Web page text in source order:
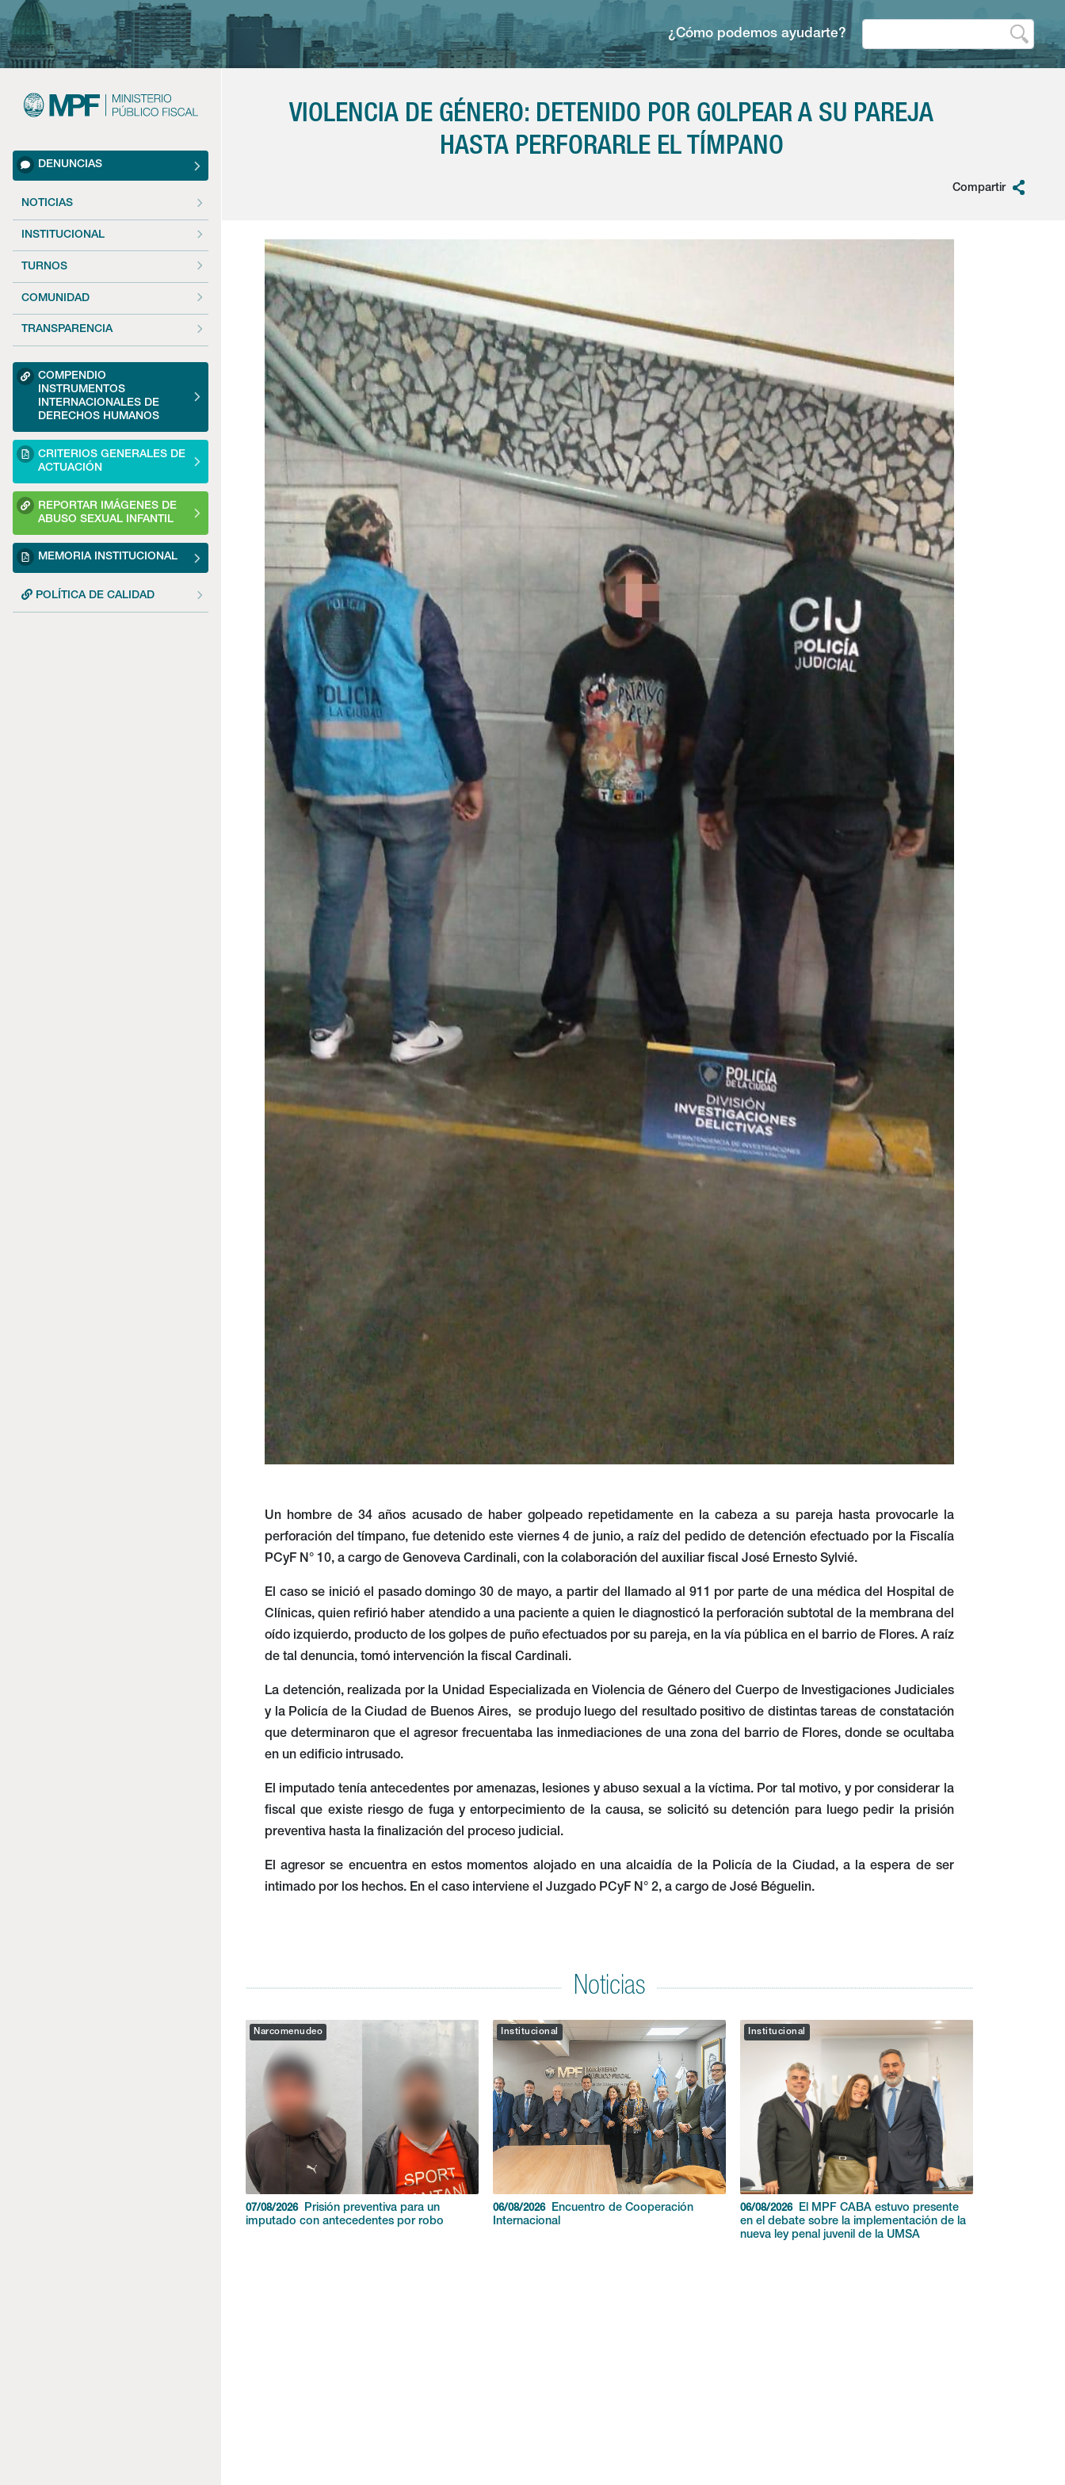
¿Cómo podemos ayudarte?
DENUNCIAS
NOTICIAS
INSTITUCIONAL
TURNOS
COMUNIDAD
TRANSPARENCIA
COMPENDIO
INSTRUMENTOS
INTERNACIONALES DE
DERECHOS HUMANOS
CRITERIOS GENERALES DE
ACTUACIÓN
REPORTAR IMÁGENES DE
ABUSO SEXUAL INFANTIL
MEMORIA INSTITUCIONAL
POLÍTICA DE CALIDAD
VIOLENCIA DE GÉNERO: DETENIDO POR GOLPEAR A SU PAREJA
HASTA PERFORARLE EL TÍMPANO
Compartir
Un hombre de 34 años acusado de haber golpeado repetidamente en la cabeza a su pareja hasta provocarle la
perforación del tímpano, fue detenido este viernes 4 de junio, a raíz del pedido de detención efectuado por la Fiscalía
PCyF N° 10, a cargo de Genoveva Cardinali, con la colaboración del auxiliar fiscal José Ernesto Sylvié.
El caso se inició el pasado domingo 30 de mayo, a partir del llamado al 911 por parte de una médica del Hospital de
Clínicas, quien refirió haber atendido a una paciente a quien le diagnosticó la perforación subtotal de la membrana del
oído izquierdo, producto de los golpes de puño efectuados por su pareja, en la vía pública en el barrio de Flores. A raíz
de tal denuncia, tomó intervención la fiscal Cardinali.
La detención, realizada por la Unidad Especializada en Violencia de Género del Cuerpo de Investigaciones Judiciales
y la Policía de la Ciudad de Buenos Aires, se produjo luego del resultado positivo de distintas tareas de constatación
que determinaron que el agresor frecuentaba las inmediaciones de una zona del barrio de Flores, donde se ocultaba
en un edificio intrusado.
El imputado tenía antecedentes por amenazas, lesiones y abuso sexual a la víctima. Por tal motivo, y por considerar la
fiscal que existe riesgo de fuga y entorpecimiento de la causa, se solicitó su detención para luego pedir la prisión
preventiva hasta la finalización del proceso judicial.
El agresor se encuentra en estos momentos alojado en una alcaidía de la Policía de la Ciudad, a la espera de ser
intimado por los hechos. En el caso interviene el Juzgado PCyF N° 2, a cargo de José Béguelin.
Noticias
Narcomenudeo
07/08/2026
Prisión preventiva para un
imputado con antecedentes por robo
Institucional
06/08/2026
Encuentro de Cooperación
Internacional
Institucional
06/08/2026
El MPF CABA estuvo presente
en el debate sobre la implementación de la
nueva ley penal juvenil de la UMSA